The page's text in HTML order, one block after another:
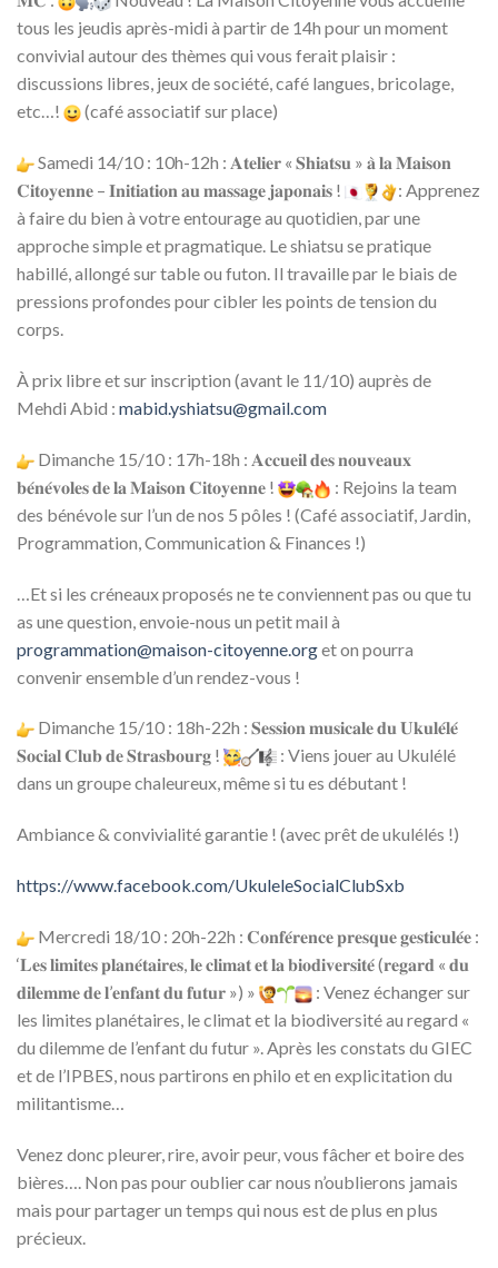
tous les jeudis après-midi à partir de 14h pour un moment
convivial autour des thèmes qui vous ferait plaisir :
discussions libres, jeux de société, café langues, bricolage,
etc…!
(café associatif sur place)
Samedi 14/10 : 10h-12h : 𝐀𝐭𝐞𝐥𝐢𝐞𝐫 « 𝐒𝐡𝐢𝐚𝐭𝐬𝐮 » 𝐚̀ 𝐥𝐚 𝐌𝐚𝐢𝐬𝐨𝐧
𝐂𝐢𝐭𝐨𝐲𝐞𝐧𝐧𝐞 – 𝐈𝐧𝐢𝐭𝐢𝐚𝐭𝐢𝐨𝐧 𝐚𝐮 𝐦𝐚𝐬𝐬𝐚𝐠𝐞 𝐣𝐚𝐩𝐨𝐧𝐚𝐢𝐬 !
: Apprenez
à faire du bien à votre entourage au quotidien, par une
approche simple et pragmatique. Le shiatsu se pratique
habillé, allongé sur table ou futon. Il travaille par le biais de
pressions profondes pour cibler les points de tension du
corps.
À prix libre et sur inscription (avant le 11/10) auprès de
Mehdi Abid : mabid.yshiatsu@gmail.com
Dimanche 15/10 : 17h-18h : 𝐀𝐜𝐜𝐮𝐞𝐢𝐥 𝐝𝐞𝐬 𝐧𝐨𝐮𝐯𝐞𝐚𝐮𝐱
𝐛𝐞́𝐧𝐞́𝐯𝐨𝐥𝐞𝐬 𝐝𝐞 𝐥𝐚 𝐌𝐚𝐢𝐬𝐨𝐧 𝐂𝐢𝐭𝐨𝐲𝐞𝐧𝐧𝐞 !
: Rejoins la team
des bénévole sur l’un de nos 5 pôles ! (Café associatif, Jardin,
Programmation, Communication & Finances !)
…Et si les créneaux proposés ne te conviennent pas ou que tu
as une question, envoie-nous un petit mail à
programmation@maison-citoyenne.orget on pourra
convenir ensemble d’un rendez-vous !
Dimanche 15/10 : 18h-22h : 𝐒𝐞𝐬𝐬𝐢𝐨𝐧 𝐦𝐮𝐬𝐢𝐜𝐚𝐥𝐞 𝐝𝐮 𝐔𝐤𝐮𝐥𝐞́𝐥𝐞́
𝐒𝐨𝐜𝐢𝐚𝐥 𝐂𝐥𝐮𝐛 𝐝𝐞 𝐒𝐭𝐫𝐚𝐬𝐛𝐨𝐮𝐫𝐠 !
: Viens jouer au Ukulélé
dans un groupe chaleureux, même si tu es débutant !
Ambiance & convivialité garantie ! (avec prêt de ukulélés !)
https://www.facebook.com/UkuleleSocialClubSxb
Mercredi 18/10 : 20h-22h : 𝐂𝐨𝐧𝐟𝐞́𝐫𝐞𝐧𝐜𝐞 𝐩𝐫𝐞𝐬𝐪𝐮𝐞 𝐠𝐞𝐬𝐭𝐢𝐜𝐮𝐥𝐞́𝐞 :
‘𝐋𝐞𝐬 𝐥𝐢𝐦𝐢𝐭𝐞𝐬 𝐩𝐥𝐚𝐧𝐞́𝐭𝐚𝐢𝐫𝐞𝐬, 𝐥𝐞 𝐜𝐥𝐢𝐦𝐚𝐭 𝐞𝐭 𝐥𝐚 𝐛𝐢𝐨𝐝𝐢𝐯𝐞𝐫𝐬𝐢𝐭𝐞́ (𝐫𝐞𝐠𝐚𝐫𝐝 « 𝐝𝐮
𝐝𝐢𝐥𝐞𝐦𝐦𝐞 𝐝𝐞 𝐥’𝐞𝐧𝐟𝐚𝐧𝐭 𝐝𝐮 𝐟𝐮𝐭𝐮𝐫 ») »
: Venez échanger sur
les limites planétaires, le climat et la biodiversité au regard «
du dilemme de l’enfant du futur ». Après les constats du GIEC
et de l’IPBES, nous partirons en philo et en explicitation du
militantisme…
Venez donc pleurer, rire, avoir peur, vous fâcher et boire des
bières…. Non pas pour oublier car nous n’oublierons jamais
mais pour partager un temps qui nous est de plus en plus
précieux.